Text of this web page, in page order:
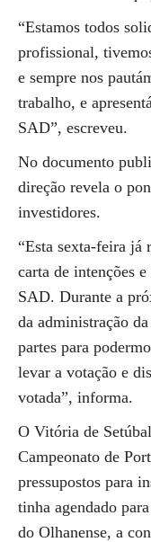
“Estamos todos
profissional,
e sempre nos
trabalho, e
SAD”, escreveu.
No documento
direção revela o
investidores.
“Esta sexta-feira já
carta de intenções
SAD. Durante a
da administração
partes para
levar a votação e
votada”, informa.
O Vitória de
Campeonato de
pressupostos para
tinha agendado
do Olhanense, a